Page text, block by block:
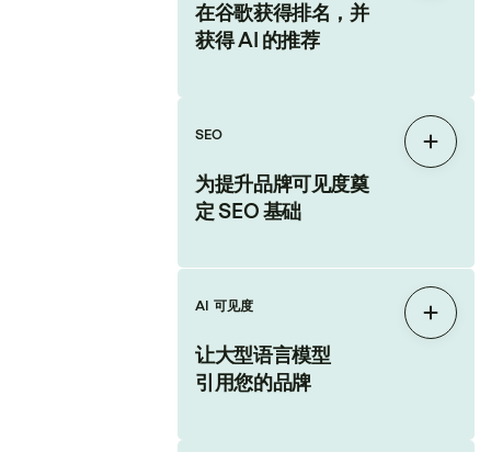
在谷歌获得排名，并
获得 AI 的推荐
SEO
为提升品牌可见度奠
定 SEO 基础
展开
AI 可见度
让大型语言模型
引用您的品牌
展开